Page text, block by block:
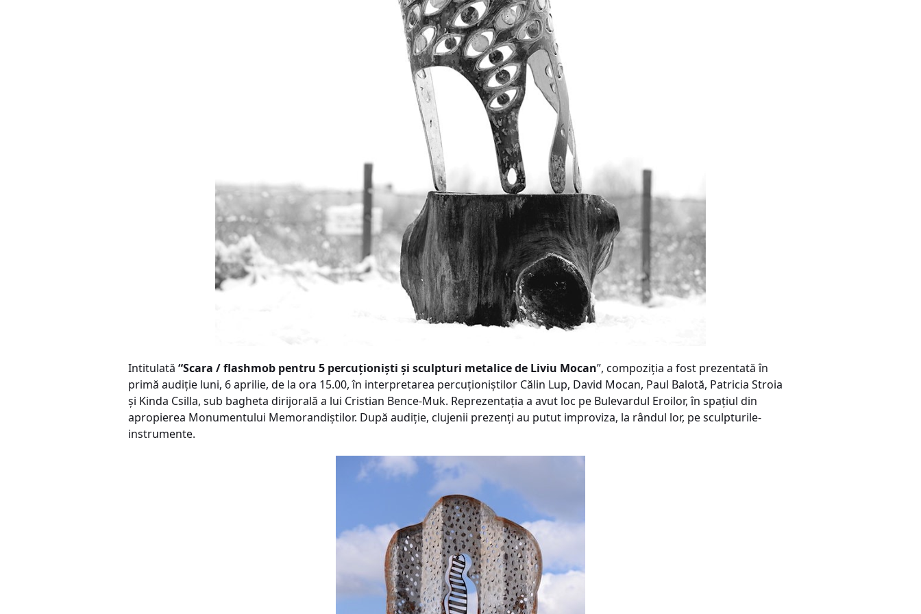
Intitulată “Scara / flashmob pentru 5 percuționiști și sculpturi metalice de Liviu Mocan”, compoziţia a fost prezentată în
primă audiție luni, 6 aprilie, de la ora 15.00, în interpretarea percuționiștilor Călin Lup, David Mocan, Paul Balotă, Patricia Stroia
și Kinda Csilla, sub bagheta dirijorală a lui Cristian Bence-Muk. Reprezentația a avut loc pe Bulevardul Eroilor, în spaţiul din
apropierea Monumentului Memorandiştilor. După audiţie, clujenii prezenți au putut improviza, la rândul lor, pe sculpturile-
instrumente.